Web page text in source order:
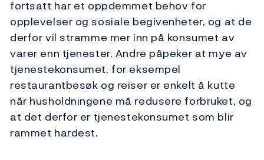
fortsatt har et oppdemmet behov for
opplevelser og sosiale begivenheter, og at de
derfor vil stramme mer inn på konsumet av
varer enn tjenester. Andre påpeker at mye av
tjenestekonsumet, for eksempel
restaurantbesøk og reiser er enkelt å kutte
når husholdningene må redusere forbruket, og
at det derfor er tjenestekonsumet som blir
rammet hardest.